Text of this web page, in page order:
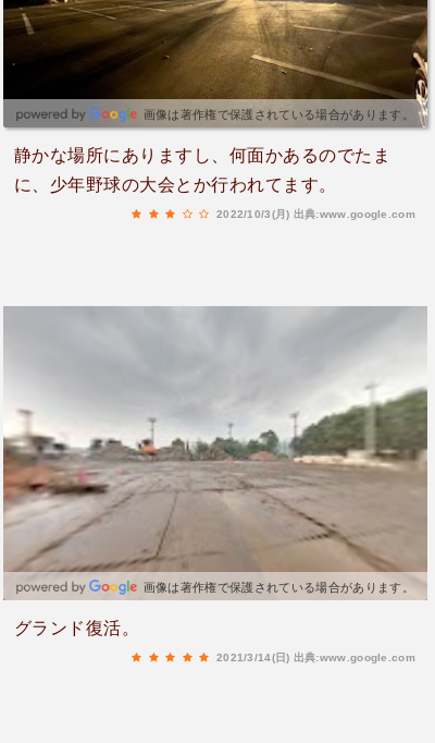
画像は著作権で保護されている場合があります。
静かな場所にありますし、何面かあるのでたま
に、少年野球の大会とか行われてます。
2022/10/3(月) 出典:www.google.com
画像は著作権で保護されている場合があります。
グランド復活。
2021/3/14(日) 出典:www.google.com